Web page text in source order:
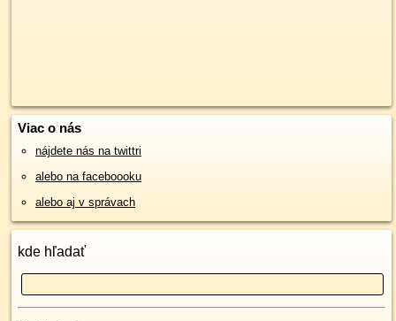
Viac o nás
nájdete nás na twittri
alebo na faceboooku
alebo aj v správach
kde hľadať